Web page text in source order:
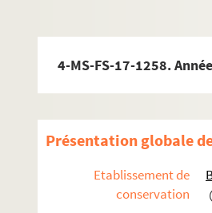
4-MS-FS-17-1258.
Présentation globale
Etablissement de
conservation